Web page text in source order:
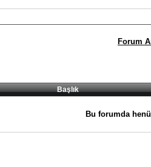
Forum
Başlık
Bu forumda